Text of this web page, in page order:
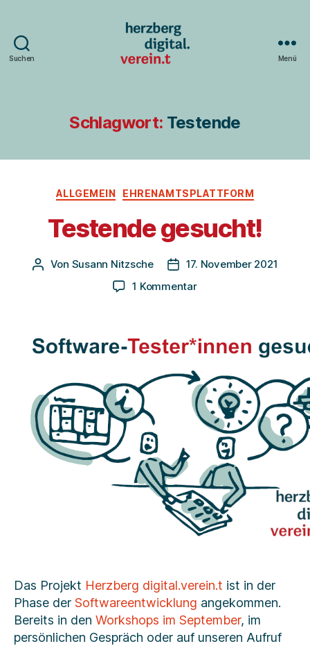
Suchen Menü
Schlagwort: Testende
Kategorien
ALLGEMEIN EHRENAMTSPLATTFORM
Testende gesucht!
Beitragsautor
Von Susann Nitzsche Veröffentlichungsdatum
17. November 2021
1 Kommentarzu
Das Projekt Herzberg digital.verein.t ist in der
Phase der Softwareentwicklung angekommen.
Bereits in den Workshops im September, im
persönlichen Gespräch oder auf unseren Aufruf